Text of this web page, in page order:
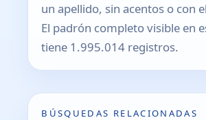
un apellido, sin acentos o con
El padrón completo visible en
tiene 1.995.014 registros.
BÚSQUEDAS RELACIONADAS